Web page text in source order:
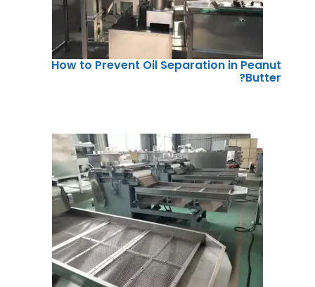
How to Prevent Oil Separation in Peanut
Butter?